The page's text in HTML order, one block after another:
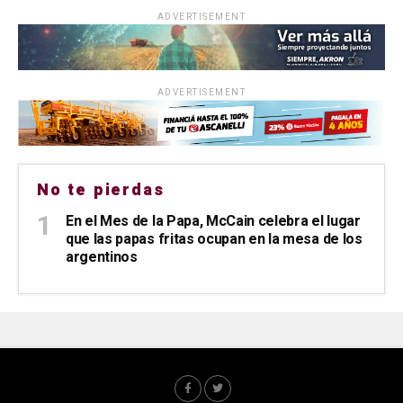
ADVERTISEMENT
ADVERTISEMENT
No te pierdas
En el Mes de la Papa, McCain celebra el lugar
que las papas fritas ocupan en la mesa de los
argentinos